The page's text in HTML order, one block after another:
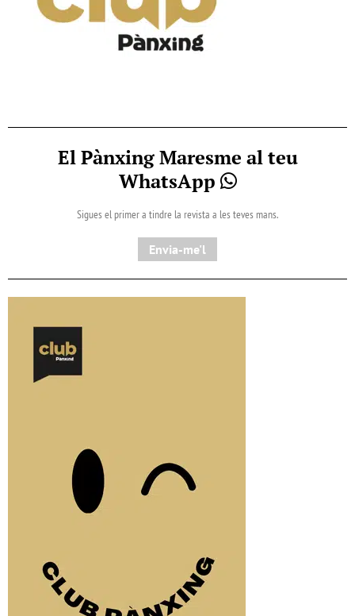
El Pànxing Maresme al teu
WhatsApp
Sigues el primer a tindre la revista a les teves mans.
Envia-me'l